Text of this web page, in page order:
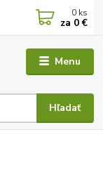
Menu
Hľadať
0 ks
za 0 €